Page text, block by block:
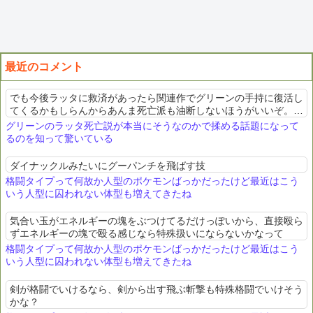
最近のコメント
でも今後ラッタに救済があったら関連作でグリーンの手持に復活し
てくるかもしらんからあんま死亡派も油断しないほうがいいぞ。所
詮確定じゃないんだから
グリーンのラッタ死亡説が本当にそうなのかで揉める話題になって
るのを知って驚いている
ダイナックルみたいにグーパンチを飛ばす技
格闘タイプって何故か人型のポケモンばっかだったけど最近はこう
いう人型に囚われない体型も増えてきたね
気合い玉がエネルギーの塊をぶつけてるだけっぽいから、直接殴ら
ずエネルギーの塊で殴る感じなら特殊扱いにならないかなって
格闘タイプって何故か人型のポケモンばっかだったけど最近はこう
いう人型に囚われない体型も増えてきたね
剣が格闘でいけるなら、剣から出す飛ぶ斬撃も特殊格闘でいけそう
かな？